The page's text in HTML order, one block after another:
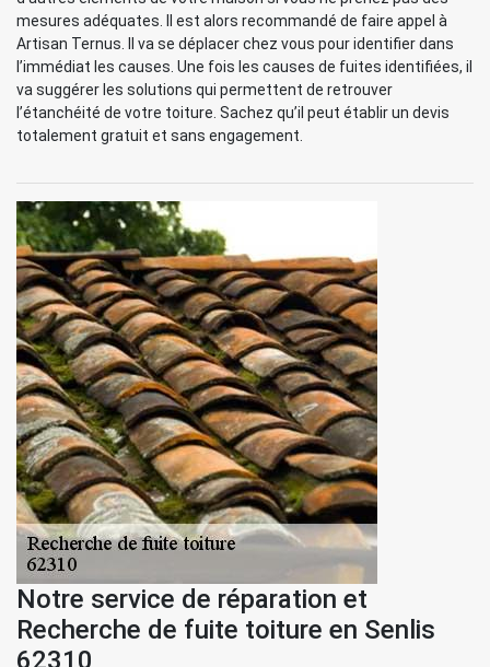
mesures adéquates. Il est alors recommandé de faire appel à
Artisan Ternus. Il va se déplacer chez vous pour identifier dans
l’immédiat les causes. Une fois les causes de fuites identifiées, il
va suggérer les solutions qui permettent de retrouver
l’étanchéité de votre toiture. Sachez qu’il peut établir un devis
totalement gratuit et sans engagement.
Notre service de réparation et
Recherche de fuite toiture en Senlis
62310